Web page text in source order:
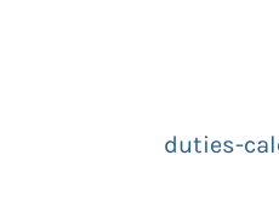
duties-